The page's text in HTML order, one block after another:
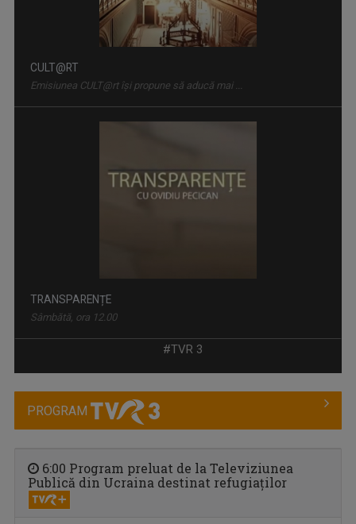
CULT@RT
Emisiunea CULT@rt își propune să aducă mai ...
TRANSPARENȚE
Sâmbătă, ora 12.00
#TVR 3
PROGRAM
6:00 Program preluat de la Televiziunea
Publică din Ucraina destinat refugiaţilor